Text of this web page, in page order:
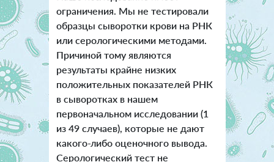
ограничения. Мы не тестировали
образцы сыворотки крови на РНК
или серологическими методами.
Причиной тому являются
результаты крайне низких
положительных показателей РНК
в сыворотках в нашем
первоначальном исследовании (1
из 49 случаев), которые не дают
какого-либо оценочного вывода.
Серологический тест не